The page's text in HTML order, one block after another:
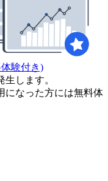
験付き)
します。
になった方には無料体